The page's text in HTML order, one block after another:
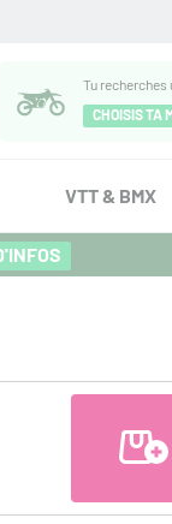
Tu recherches
CHOISIS TA
VTT & BMX